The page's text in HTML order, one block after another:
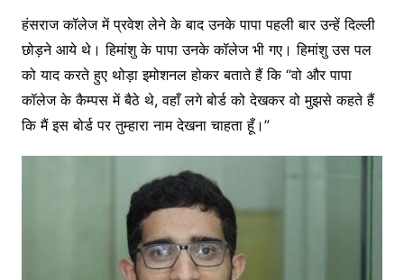
हंसराज कॉलेज में प्रवेश लेने के बाद उनके पापा पहली बार उन्हें दिल्ली
छोड़ने आये थे। हिमांशु के पापा उनके कॉलेज भी गए। हिमांशु उस पल
को याद करते हुए थोड़ा इमोशनल होकर बताते हैं कि “वो और पापा
कॉलेज के कैम्पस में बैठे थे, वहाँ लगे बोर्ड को देखकर वो मुझसे कहते हैं
कि मैं इस बोर्ड पर तुम्हारा नाम देखना चाहता हूँ।”